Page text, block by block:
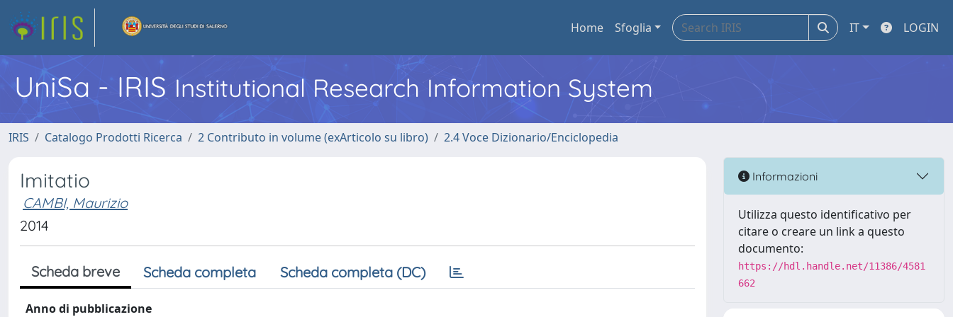
Home Sfoglia IT LOGIN
UniSa - IRIS Institutional Research Information System
IRIS Catalogo Prodotti Ricerca 2 Contributo in volume (exArticolo su libro) 2.4 Voce Dizionario/Enciclopedia
Imitatio
CAMBI, Maurizio
2014
Scheda breve Scheda completa Scheda completa (DC)
Anno di pubblicazione
Informazioni
Utilizza questo identificativo per
citare o creare un link a questo
documento:
https://hdl.handle.net/11386/4581
662